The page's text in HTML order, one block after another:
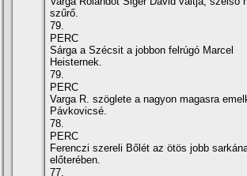
szűrő.
79.
PERC
Sárga a Szécsit a jobbon felrúgó Marcel
Heisternek.
79.
PERC
Varga R. szöglete a nagyon magasra
Pávkovicsé.
78.
PERC
Ferenczi szereli Bőlét az ötös jobb
előterében.
77.